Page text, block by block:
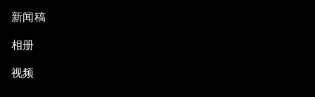
新闻稿
相册
视频